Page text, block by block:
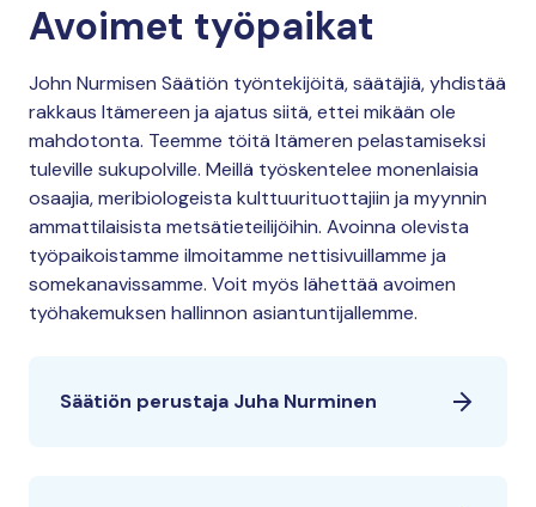
Avoimet työpaikat
John Nurmisen Säätiön työntekijöitä, säätäjiä, yhdistää
rakkaus Itämereen ja ajatus siitä, ettei mikään ole
mahdotonta. Teemme töitä Itämeren pelastamiseksi
tuleville sukupolville. Meillä työskentelee monenlaisia
osaajia, meribiologeista kulttuurituottajiin ja myynnin
ammattilaisista metsätieteilijöihin. Avoinna olevista
työpaikoistamme ilmoitamme nettisivuillamme ja
somekanavissamme. Voit myös lähettää avoimen
työhakemuksen hallinnon asiantuntijallemme.
Säätiön perustaja Juha Nurminen